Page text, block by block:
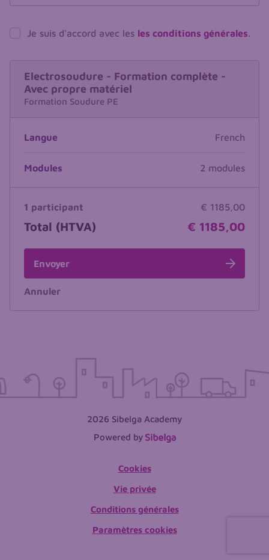
Je suis d'accord avec les les conditions générales.
Electrosoudure - Formation complète -
Avec propre matériel
Formation Soudure PE
Langue French
Modules 2 modules
1 participant € 1185,00
Total (HTVA) € 1185,00
Envoyer
Annuler
2026 Sibelga Academy
Powered by
Cookies
Vie privée
Conditions générales
Paramètres cookies